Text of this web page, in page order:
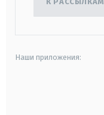
Наши приложения: